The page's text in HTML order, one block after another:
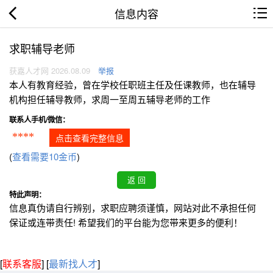
信息内容
求职辅导老师
获嘉人才网 2026.08.09 举报
本人有教育经验，曾在学校任职班主任及任课教师，也在辅导
机构担任辅导教师，求周一至周五辅导老师的工作
联系人手机/微信：
**** 点击查看完整信息
(查看需要10金币)
特此声明：
信息真伪请自行辨别，求职应聘须谨慎，网站对此不承担任何
保证或连带责任! 希望我们的平台能为您带来更多的便利！
[联系客服] [最新找人才]